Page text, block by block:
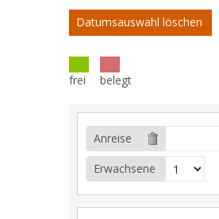
Datumsauswahl löschen
frei belegt
Anreise
Erwachsene